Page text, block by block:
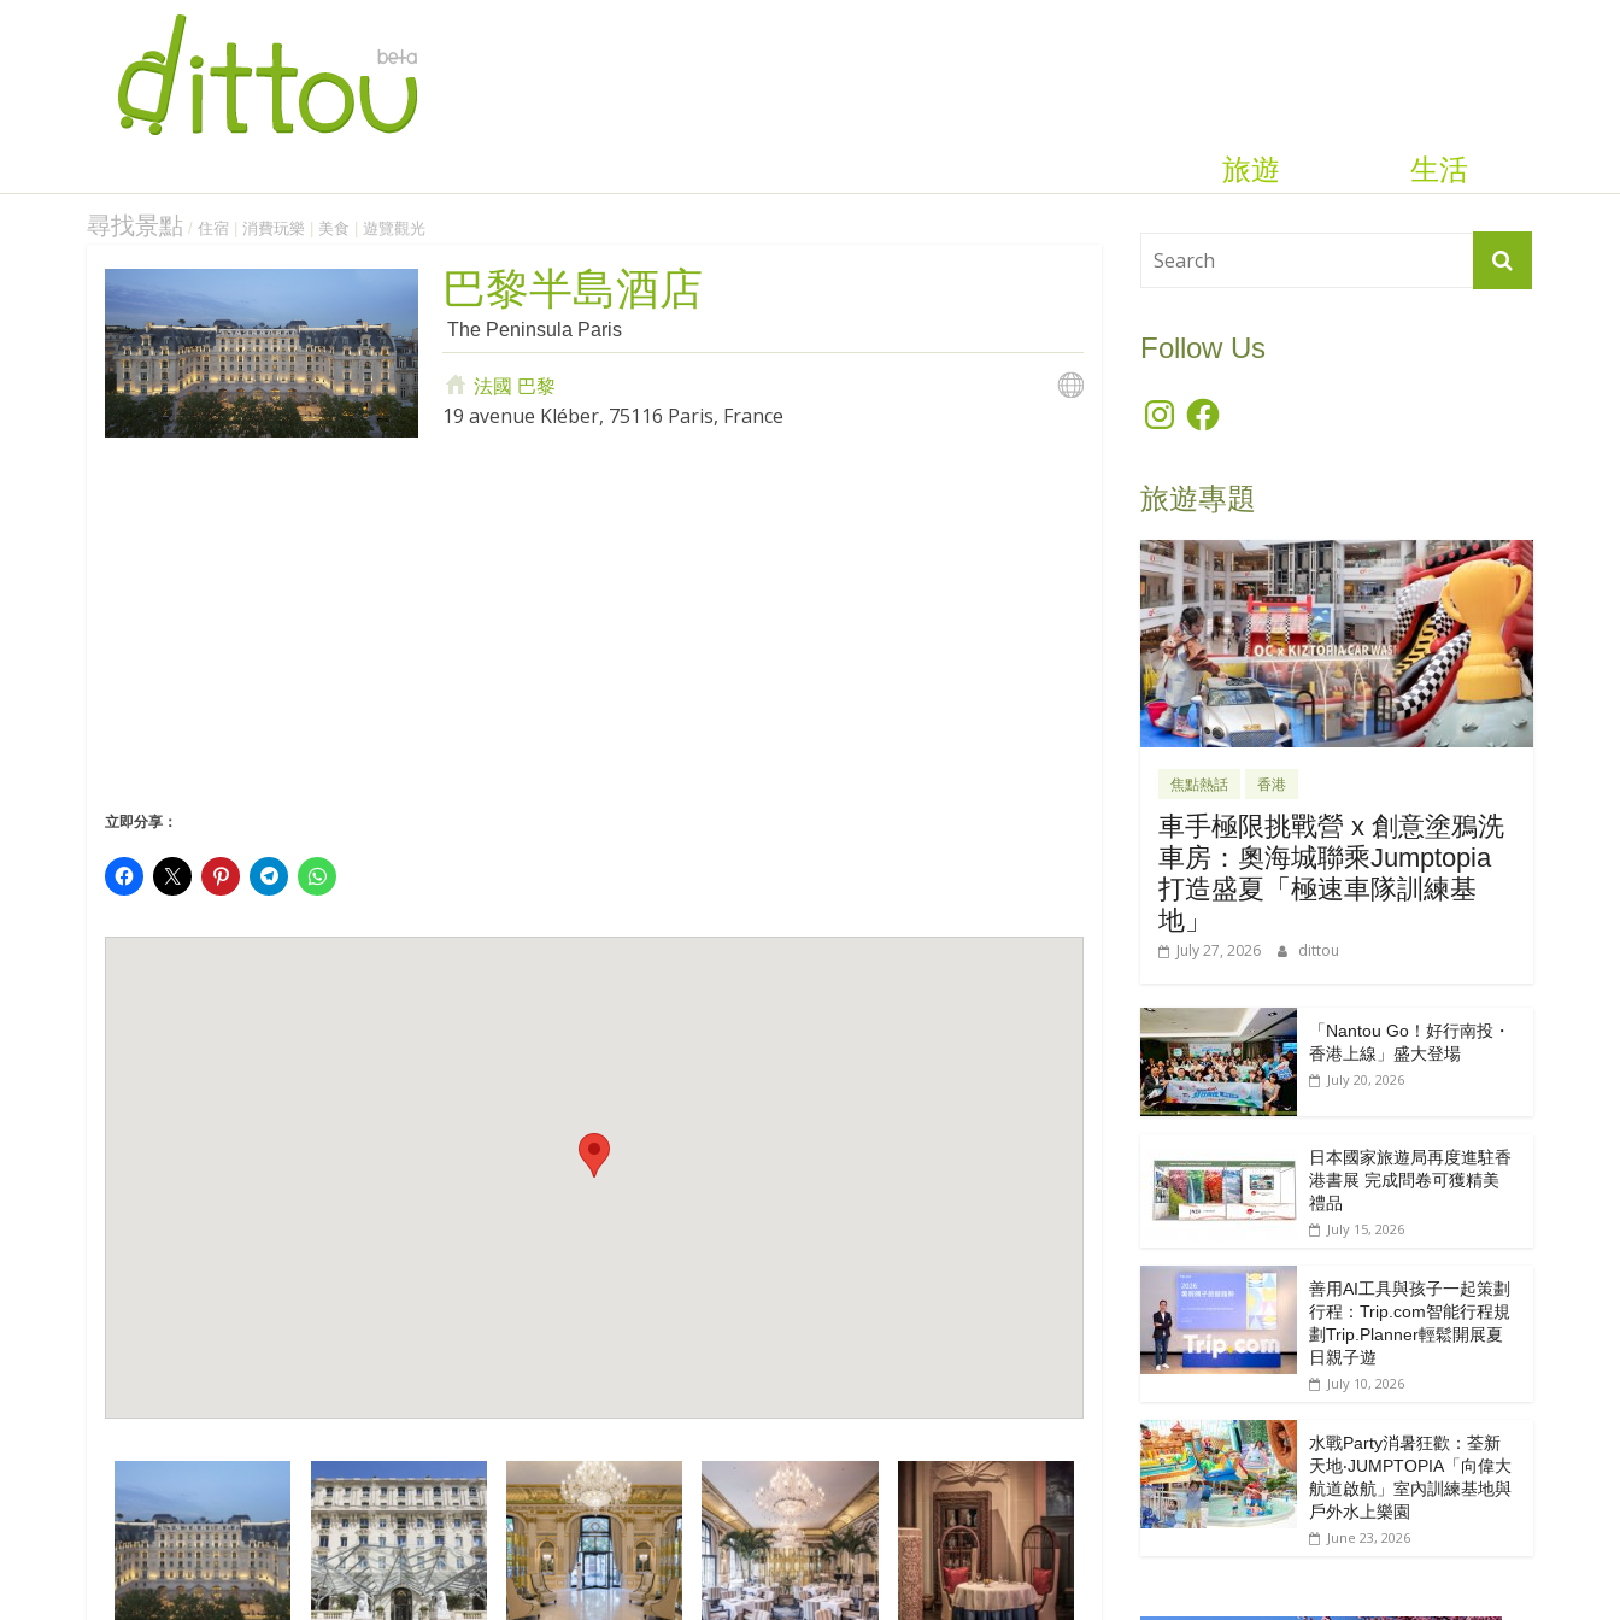
生活
旅遊
尋找景點 / 住宿 消費玩樂 美食 遊覽觀光
巴黎半島酒店
The Peninsula Paris
法國 巴黎
19 avenue Kléber, 75116 Paris, France
立即分享：
Follow Us
InstagramFacebook
旅遊專題
焦點熱話 香港
車手極限挑戰營 x 創意塗鴉洗
車房：奧海城聯乘Jumptopia
打造盛夏「極速車隊訓練基
地」
July 27, 2026 dittou
「Nantou Go！好行南投・
香港上線」盛大登場
July 20, 2026
日本國家旅遊局再度進駐香
港書展 完成問卷可獲精美
禮品
July 15, 2026
善用AI工具與孩子一起策劃
行程：Trip.com智能行程規
劃Trip.Planner輕鬆開展夏
日親子遊
July 10, 2026
水戰Party消暑狂歡：荃新
天地‧JUMPTOPIA「向偉大
航道啟航」室內訓練基地與
戶外水上樂園
June 23, 2026